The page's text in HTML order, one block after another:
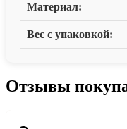
Материал:
Вес с упаковкой:
Отзывы